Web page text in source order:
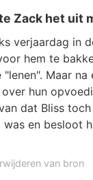
Zack het uit
verjaardag in
hem te
Maar na
hun
dat Bliss
en besloot
van bron